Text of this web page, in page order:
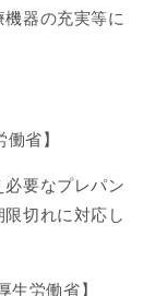
器の充実等に
省】
要なプレパン
切れに対応し
労働省】